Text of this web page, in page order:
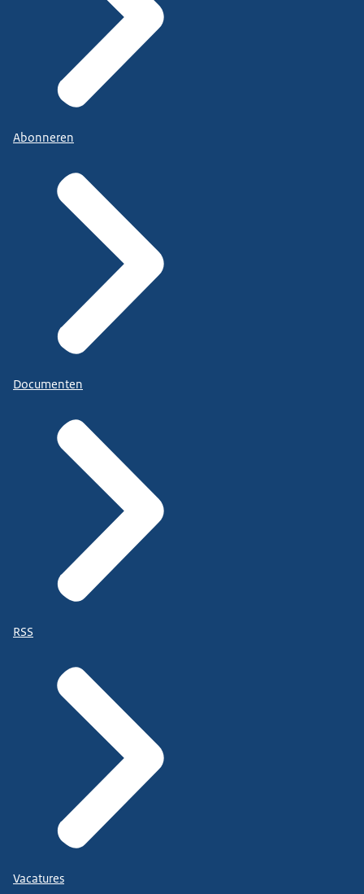
Abonneren
Documenten
RSS
Vacatures